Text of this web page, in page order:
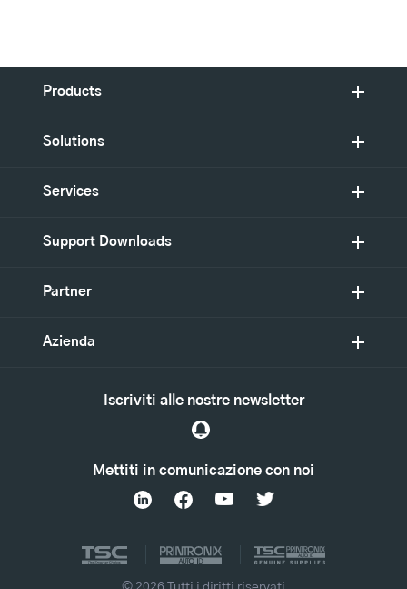
Products
Solutions
Services
Support Downloads
Partner
Azienda
Mettiti in comunicazione con noi
Iscriviti alle nostre newsletter